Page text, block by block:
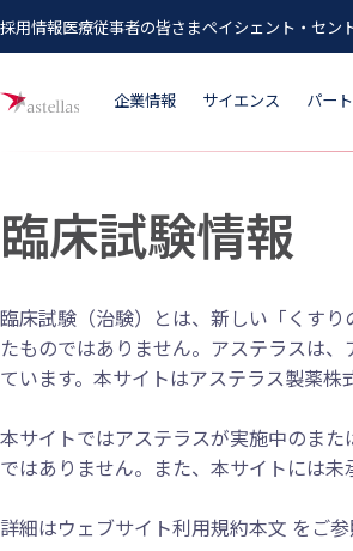
メインコンテンツにスキップ
採用情報医療従事者の皆さまペイシェント・セン
企業情報 サイエンス パー
臨床試験情報
臨床試験（治験）とは、新しい「くす
たものではありません。アステラスは
ています。本サイトはアステラス製薬
本サイトではアステラスが実施中のま
ではありません。また、本サイトには
詳細はウェブサイト利用規約本文 をご参